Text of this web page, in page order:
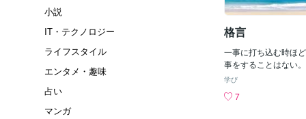
小説
IT・テクノロジー
ライフスタイル
エンタメ・趣味
占い
マンガ
格言
一事に打ち込む
事をすることはない
う仕事を始めたら、
うになります。ロヨ
学び
7